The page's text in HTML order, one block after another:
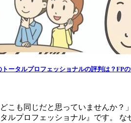
トータルプロフェッショナルの評判は？FP
どこも同じだと思っていませんか
ルプロフェッショナル』です。